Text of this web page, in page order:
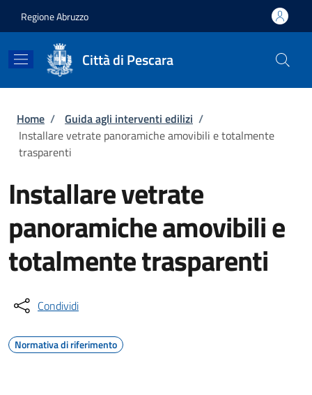
Regione Abruzzo
Città di Pescara
Briciole di pane
Home / Guida agli interventi edilizi /
Installare vetrate panoramiche amovibili e totalmente
trasparenti
Installare vetrate
panoramiche amovibili e
totalmente trasparenti
Condividi
Normativa di riferimento